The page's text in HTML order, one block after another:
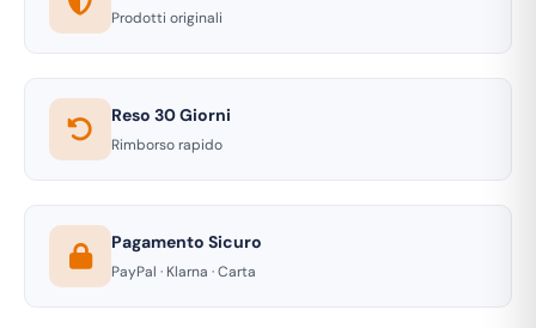
Prodotti originali
Reso 30 Giorni
Rimborso rapido
Pagamento Sicuro
PayPal · Klarna · Carta